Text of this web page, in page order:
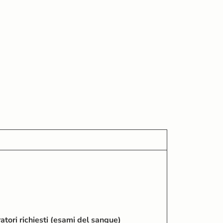
richiesti (esami del sangue)